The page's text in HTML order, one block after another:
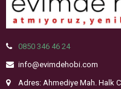
0850 346 46 24
info@evimdehobi.com
Adres: Ahmediye Mah. Halk